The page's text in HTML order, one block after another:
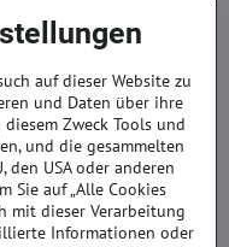
auf dieser Website zu
und Daten über ihre
Zweck Tools und
und die gesammelten
den USA oder anderen
Sie auf „Alle Cookies
mit dieser Verarbeitung
Informationen oder